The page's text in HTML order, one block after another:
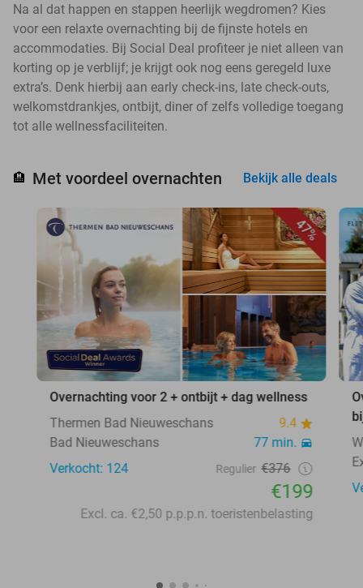
Na al dat happen en stappen heerlijk wegdromen? Kies
voor een relaxte overnachting bij de fijnste hotels en
accommodaties. Bij Social Deal profiteer je niet alleen van
korting op je verblijf; je krijgt ook nog eens geregeld luxe
extra’s. Denk hierbij aan early check-ins, late check-outs,
welkomstdrankjes, ontbijt, diner of zelfs volledige toegang
tot alle wellnessfaciliteiten.
🏨 Met voordeel overnachten Bekijk alle deals
47%
Overnachting voor 2 + ontbijt + dag wellness
Thermen Bad Nieuweschans
9.4
Bad Nieuweschans
77 min.
Verkocht: 124
Regulier €376
€199
Excl. ca. €2,50 p.p.p.n. toeristenbelasting